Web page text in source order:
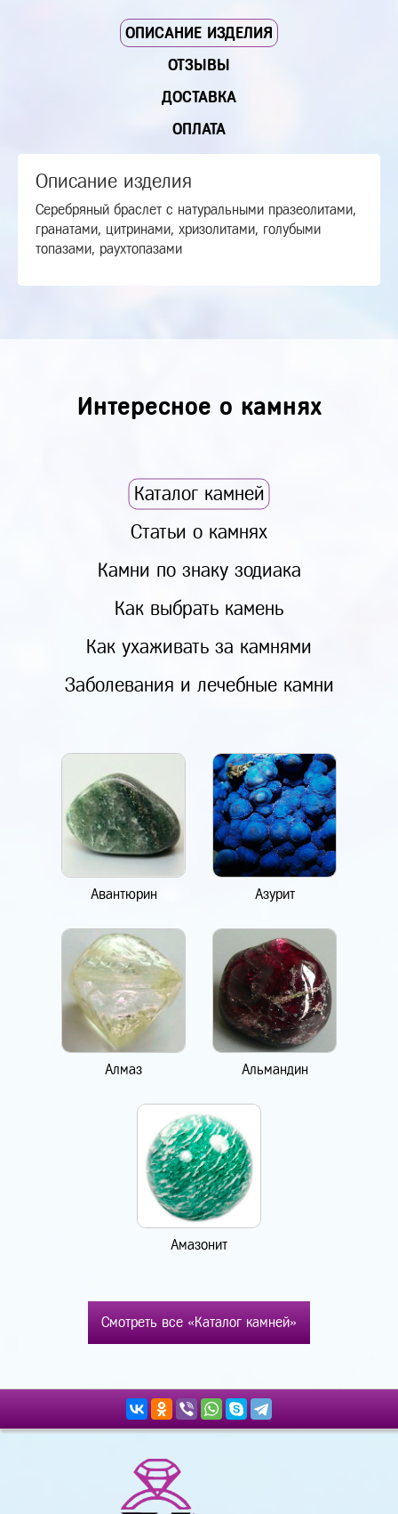
ОПИСАНИЕ ИЗДЕЛИЯ
ОТЗЫВЫ
ДОСТАВКА
ОПЛАТА
Описание изделия
Серебряный браслет с натуральными празеолитами,
гранатами, цитринами, хризолитами, голубыми
топазами, раухтопазами
Интересное о камнях
Каталог камней
Статьи о камнях
Камни по знаку зодиака
Как выбрать камень
Как ухаживать за камнями
Заболевания и лечебные камни
Авантюрин Азурит
Алмаз Альмандин
Амазонит
Смотреть все «Каталог камней»